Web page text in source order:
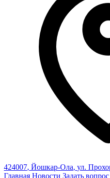
424007, Йошкар-Ола, ул.
Главная Новости Задать вопрос